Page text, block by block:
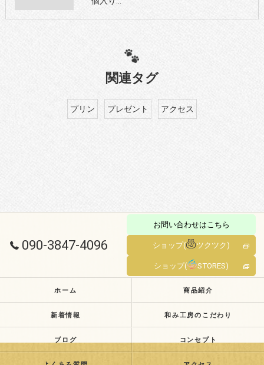
関連タグ
プリン プレゼント アクセス
090-3847-4096
お問い合わせはこちら
ショップ( ツクツク)
ショップ( STORES)
ホーム 商品紹介
新着情報 和み工房のこだわり
ブログ コンセプト